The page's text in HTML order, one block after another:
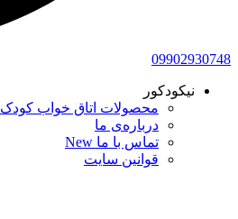
09902930748​
نیکودکور
محصولات اتاق خواب کودک
درباره‌ی ما
تماس با ما New
قوانین سایت